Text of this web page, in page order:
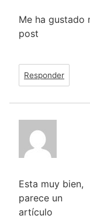
Me ha gustado
post
Responder
Esta muy bien,
parece un
artículo